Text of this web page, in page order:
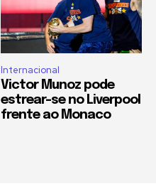
Internacional
Victor Munoz pode
estrear-se no Liverpool
frente ao Monaco